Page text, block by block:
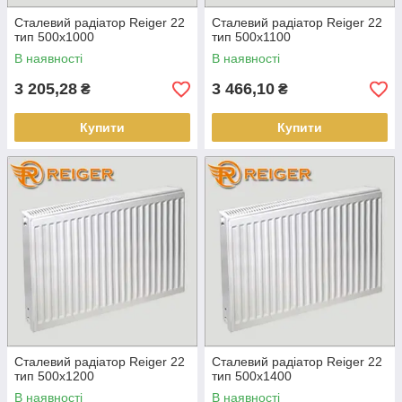
Сталевий радіатор Reiger 22
тип 500х1000
В наявності
3 205,28 ₴
Купити
Сталевий радіатор Reiger 22
тип 500х1100
В наявності
3 466,10 ₴
Купити
Сталевий радіатор Reiger 22
тип 500х1200
В наявності
Сталевий радіатор Reiger 22
тип 500х1400
В наявності